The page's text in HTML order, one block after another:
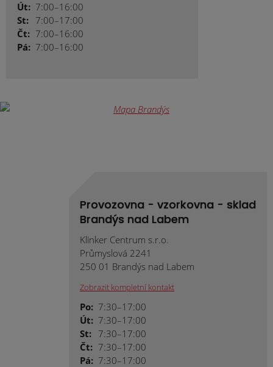
Út: 7:00–16:00
St: 7:00–17:00
Čt: 7:00–16:00
Pá: 7:00–16:00
Provozovna - vzorkovna - sklad
Brandýs nad Labem
Klinker Centrum s.r.o.
Průmyslová 2241
250 01 Brandýs nad Labem
Zobrazit kompletní kontakt
Po: 7:30–17:00
Út: 7:30–17:00
St: 7:30–17:00
Čt: 7:30–17:00
Pá: 7:30–17:00